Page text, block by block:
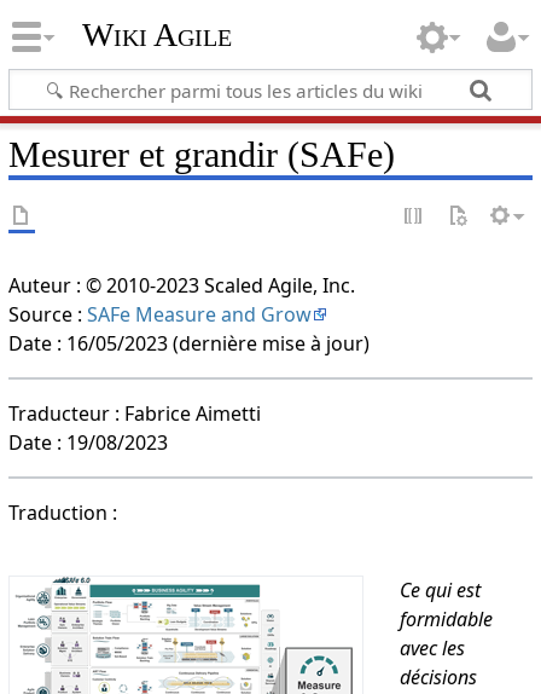
Wiki Agile
Mesurer et grandir (SAFe)
Auteur : © 2010-2023 Scaled Agile, Inc.
Source : SAFe Measure and Grow
Date : 16/05/2023 (dernière mise à jour)
Traducteur : Fabrice Aimetti
Date : 19/08/2023
Traduction :
Ce qui est
formidable
avec les
décisions